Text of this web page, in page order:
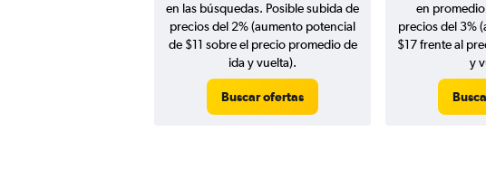
en las búsquedas. Posible subida de
precios del 2% (aumento potencial
de $11 sobre el precio promedio de
ida y vuelta).
Buscar ofertas
en
precios del 3%
$17 frente al
y